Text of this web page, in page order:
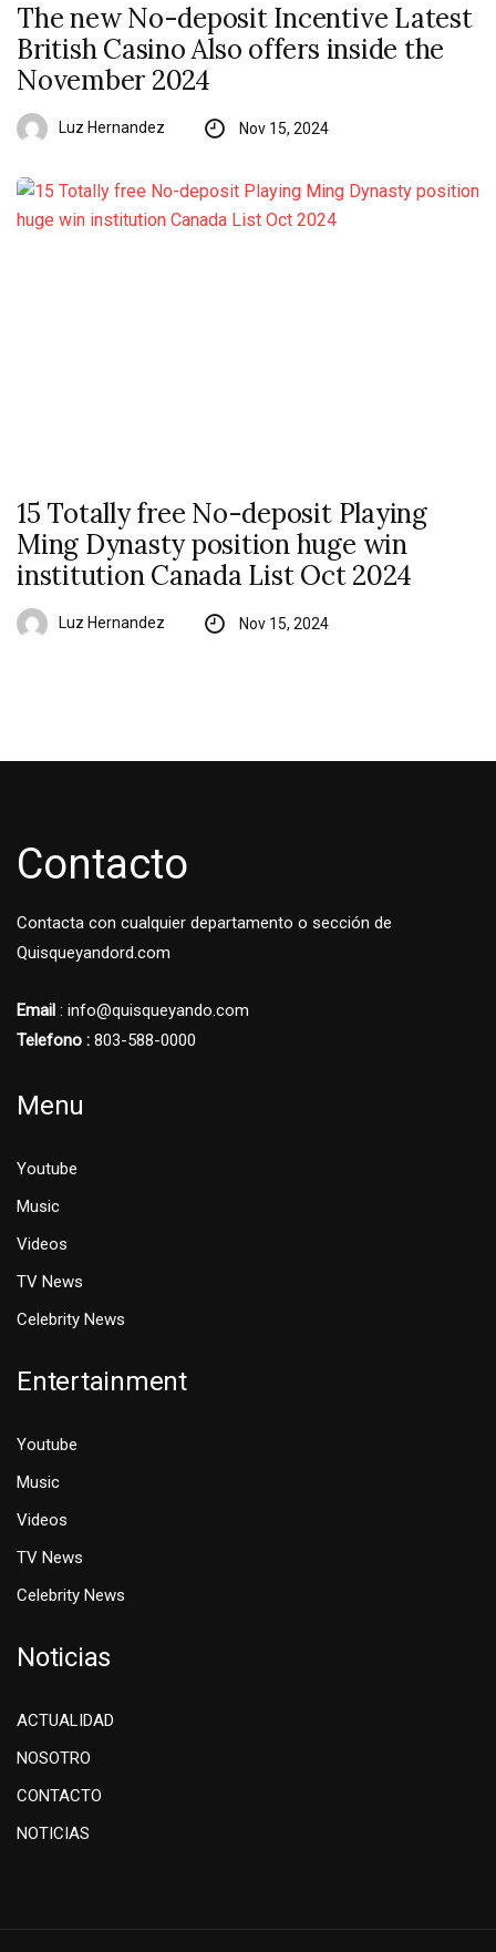
The new No-deposit Incentive Latest
British Casino Also offers inside the
November 2024
Luz Hernandez Nov 15, 2024
15 Totally free No-deposit Playing
Ming Dynasty position huge win
institution Canada List Oct 2024
Luz Hernandez Nov 15, 2024
Contacto
Contacta con cualquier departamento o sección de
Quisqueyandord.com
Email : info@quisqueyando.com
Telefono : 803-588-0000
Menu
Youtube
Music
Videos
TV News
Celebrity News
Entertainment
Youtube
Music
Videos
TV News
Celebrity News
Noticias
ACTUALIDAD
NOSOTRO
CONTACTO
NOTICIAS